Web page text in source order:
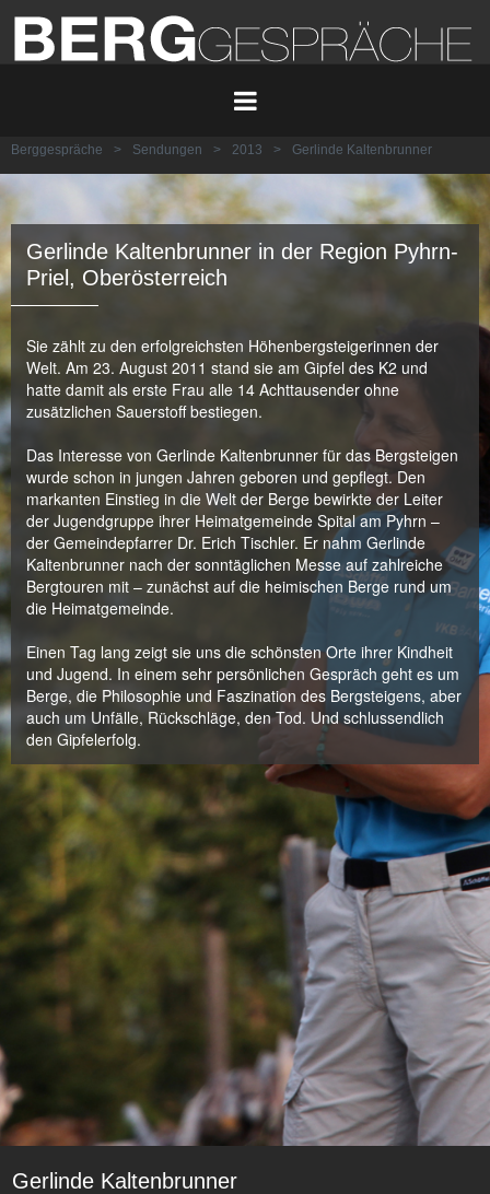
Berggespräche > Sendungen > 2013 > Gerlinde Kaltenbrunner
Gerlinde Kaltenbrunner in der Region Pyhrn-
Priel, Oberösterreich
Sie zählt zu den erfolgreichsten Höhenbergsteigerinnen der
Welt. Am 23. August 2011 stand sie am Gipfel des K2 und
hatte damit als erste Frau alle 14 Achttausender ohne
zusätzlichen Sauerstoff bestiegen.
Das Interesse von Gerlinde Kaltenbrunner für das Bergsteigen
wurde schon in jungen Jahren geboren und gepflegt. Den
markanten Einstieg in die Welt der Berge bewirkte der Leiter
der Jugendgruppe ihrer Heimatgemeinde Spital am Pyhrn –
der Gemeindepfarrer Dr. Erich Tischler. Er nahm Gerlinde
Kaltenbrunner nach der sonntäglichen Messe auf zahlreiche
Bergtouren mit – zunächst auf die heimischen Berge rund um
die Heimatgemeinde.
Einen Tag lang zeigt sie uns die schönsten Orte ihrer Kindheit
und Jugend. In einem sehr persönlichen Gespräch geht es um
Berge, die Philosophie und Faszination des Bergsteigens, aber
auch um Unfälle, Rückschläge, den Tod. Und schlussendlich
den Gipfelerfolg.
Gerlinde Kaltenbrunner